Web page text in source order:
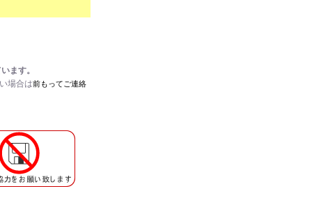
ます。
場合は前もってご連絡